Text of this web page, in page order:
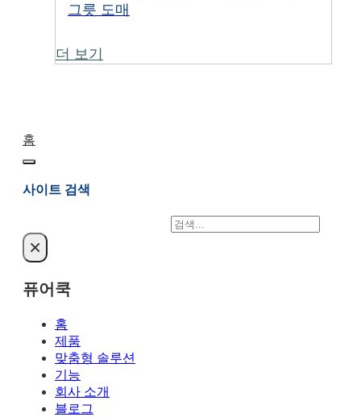
그릇 도매
더 보기
홈
사이트 검색
검
×
퓨어쿡
홈
제품
맞춤형 솔루션
기능
회사 소개
블로그